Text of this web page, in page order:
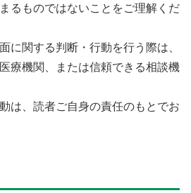
るものではないことをご理解くだ
に関する判断・行動を行う際は、
療機関、または信頼できる相談機
は、読者ご自身の責任のもとでお